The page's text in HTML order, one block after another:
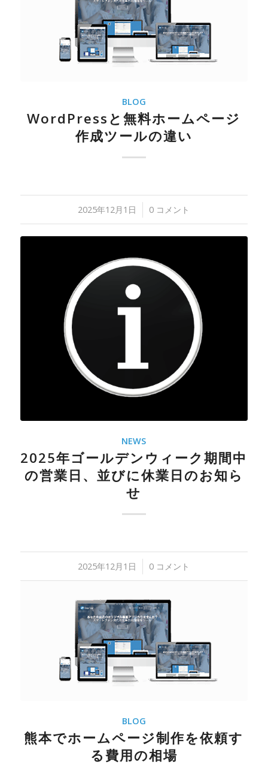
BLOG
WordPressと無料ホームページ
作成ツールの違い
2025年12月1日
/ 0 コメント
NEWS
2025年ゴールデンウィーク期間中
の営業日、並びに休業日のお知ら
せ
2025年12月1日
/ 0 コメント
BLOG
熊本でホームページ制作を依頼す
る費用の相場